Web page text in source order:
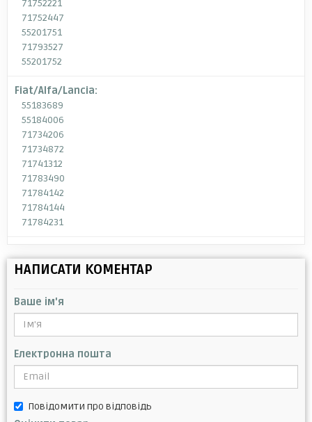
71752221
71752447
55201751
71793527
55201752
Fiat/Alfa/Lancia:
55183689
55184006
71734206
71734872
71741312
71783490
71784142
71784144
71784231
НАПИСАТИ КОМЕНТАР
Ваше ім'я
Електронна пошта
Повідомити про відповідь